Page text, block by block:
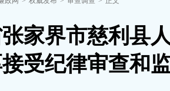
家界市慈利县
受纪律审查和